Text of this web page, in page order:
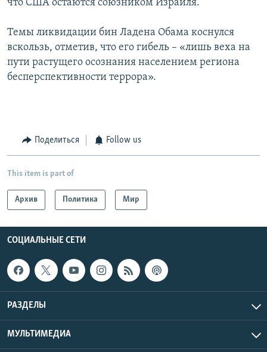
что США остаются союзником Израиля.
Темы ликвидации бин Ладена Обама коснулся
вскользь, отметив, что его гибель – «лишь веха на
пути растущего осознания населением региона
бесперспективности террора».
Поделиться Follow us
This item is part of
Архив Политика Мир
СОЦИАЛЬНЫЕ СЕТИ
РАЗДЕЛЫ
МУЛЬТИМЕДИА